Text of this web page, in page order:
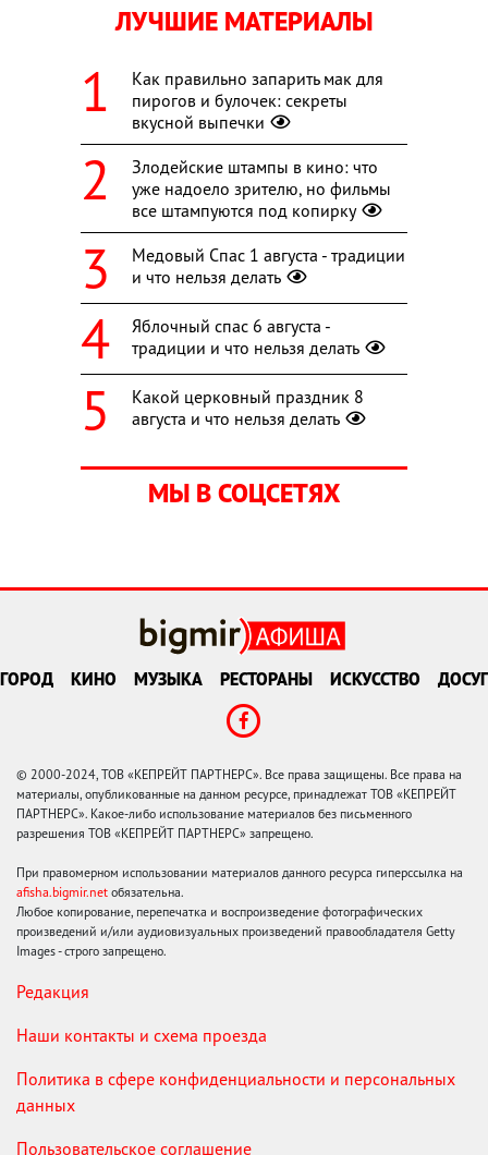
ЛУЧШИЕ МАТЕРИАЛЫ
Как правильно запарить мак для
пирогов и булочек: секреты
вкусной выпечки
Злодейские штампы в кино: что
уже надоело зрителю, но фильмы
все штампуются под копирку
Медовый Спас 1 августа - традиции
и что нельзя делать
Яблочный спас 6 августа -
традиции и что нельзя делать
Какой церковный праздник 8
августа и что нельзя делать
МЫ В СОЦСЕТЯХ
ГОРОД КИНО МУЗЫКА РЕСТОРАНЫ ИСКУССТВО ДОСУГ
© 2000-2024, ТОВ «КЕПРЕЙТ ПАРТНЕРС». Все права защищены. Все права на
материалы, опубликованные на данном ресурсе, принадлежат ТОВ «КЕПРЕЙТ
ПАРТНЕРС». Какое-либо использование материалов без письменного
разрешения ТОВ «КЕПРЕЙТ ПАРТНЕРС» запрещено.
При правомерном использовании материалов данного ресурса гиперссылка на
afisha.bigmir.net обязательна.
Любое копирование, перепечатка и воспроизведение фотографических
произведений и/или аудиовизуальных произведений правообладателя Getty
Images - строго запрещено.
Редакция
Наши контакты и схема проезда
Политика в сфере конфиденциальности и персональных
данных
Пользовательское соглашение